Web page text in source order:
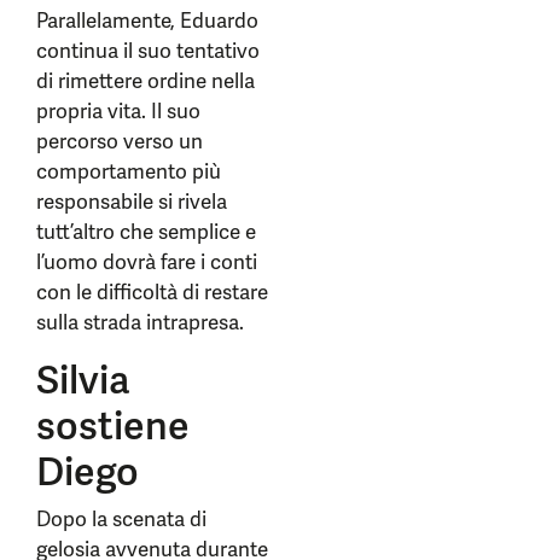
Parallelamente, Eduardo
continua il suo tentativo
di rimettere ordine nella
propria vita. Il suo
percorso verso un
comportamento più
responsabile si rivela
tutt’altro che semplice e
l’uomo dovrà fare i conti
con le difficoltà di restare
sulla strada intrapresa.
Silvia
sostiene
Diego
Dopo la scenata di
gelosia avvenuta durante